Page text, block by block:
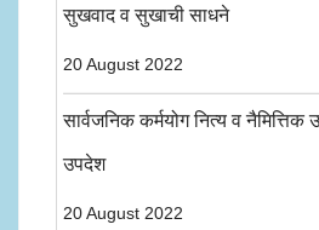
सुखवाद व सुखाची साधने
20 August 2022
सार्वजनिक कर्मयोग नित्य व
उपदेश
20 August 2022